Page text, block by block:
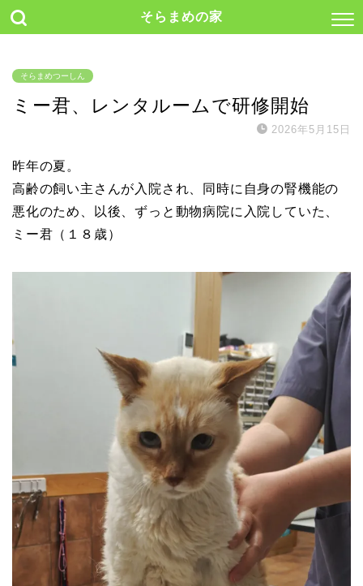
そらまめの家
そらまめつーしん
ミー君、レンタルームで研修開始
2026年5月15日
昨年の夏。
高齢の飼い主さんが入院され、同時に自身の腎機能の
悪化のため、以後、ずっと動物病院に入院していた、
ミー君（１８歳）